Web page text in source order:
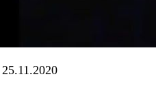
25.11.2020